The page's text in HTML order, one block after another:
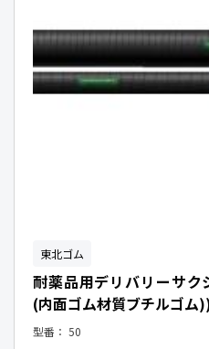
東北ゴム
耐薬品用デリバリーサ
(内面ゴム材質ブチルゴム
型番： 50